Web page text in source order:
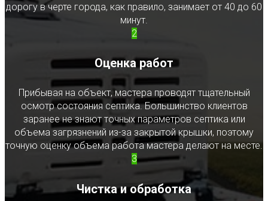
дорогу в черте города, как правило, занимает от 40 до 60
минут.
2
Оценка работ
Прибывая на объект, мастера проводят тщательный
осмотр состояния септика. Большинство клиентов
заранее не знают точных параметров септика или
объема загрязнений из-за закрытой крышки, поэтому
точную оценку объема работа мастера делают на месте.
3
Чистка и обработка